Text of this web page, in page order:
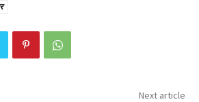
Next article